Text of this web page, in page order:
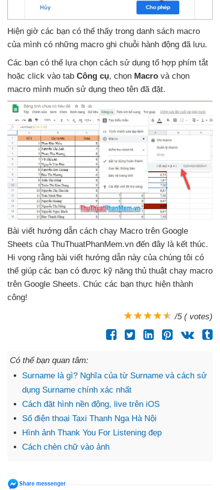
Hiện giờ các bạn có thể thấy trong danh sách macro
của mình có những macro ghi chuỗi hành động đã lưu.
Các bạn có thể lựa chọn cách sử dụng tổ hợp phím tắt
hoặc click vào tab Công cụ, chọn Macro và chọn
macro mình muốn sử dụng theo tên đã đặt.
Bài viết hướng dẫn cách chạy Macro trên Google
Sheets của ThuThuatPhanMem.vn đến đây là kết thúc.
Hi vọng rằng bài viết hướng dẫn này của chúng tôi có
thể giúp các bạn có được kỹ năng thủ thuật chạy macro
trên Google Sheets. Chúc các bạn thực hiện thành
công!
/5 ( votes)
Có thể bạn quan tâm:
Surname là gì? Nghĩa của từ Surname và cách sử
dụng Surname chính xác nhất
Cách đặt hình nền động, live trên iOS
Số điện thoại Taxi Thanh Nga Hà Nội
Hình ảnh Thank You For Listening đẹp
Cách chèn chữ vào ảnh